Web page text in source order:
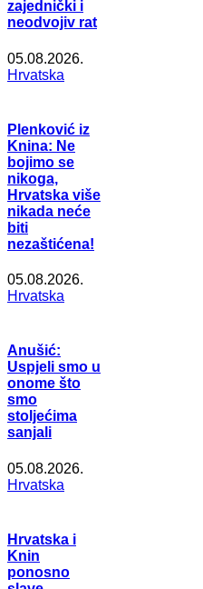
zajednički i
neodvojiv rat
05.08.2026.
Hrvatska
Plenković iz
Knina: Ne
bojimo se
nikoga,
Hrvatska više
nikada neće
biti
nezaštićena!
05.08.2026.
Hrvatska
Anušić:
Uspjeli smo u
onome što
smo
stoljećima
sanjali
05.08.2026.
Hrvatska
Hrvatska i
Knin
ponosno